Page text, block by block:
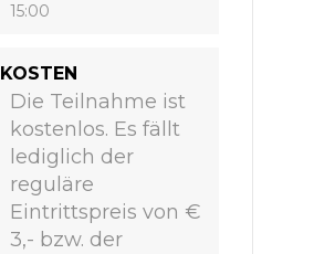
15:00
KOSTEN
Die Teilnahme ist
kostenlos. Es fällt
lediglich der
reguläre
Eintrittspreis von €
3,- bzw. der